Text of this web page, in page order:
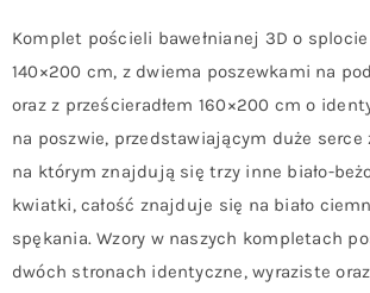
Komplet pościeli bawełnianej 3D o
140×200 cm, z dwiema poszewkami na
oraz z prześcieradłem 160×200 cm o
na poszwie, przedstawiającym duże serce
na którym znajdują się trzy inne biało-
kwiatki, całość znajduje się na biało
spękania. Wzory w naszych kompletach
dwóch stronach identyczne, wyraziste